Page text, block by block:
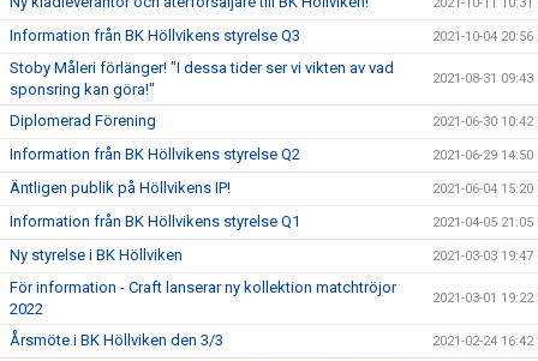
Information från BK Höllvikens styrelse Q3 2021-10-04 20:56
Stoby Måleri förlänger! "I dessa tider ser vi vikten av vad
sponsring kan göra!"
2021-08-31 09:43
Diplomerad Förening 2021-06-30 10:42
Information från BK Höllvikens styrelse Q2 2021-06-29 14:50
Äntligen publik på Höllvikens IP! 2021-06-04 15:20
Information från BK Höllvikens styrelse Q1 2021-04-05 21:05
Ny styrelse i BK Höllviken 2021-03-03 19:47
För information - Craft lanserar ny kollektion matchtröjor
2022
2021-03-01 19:22
Årsmöte i BK Höllviken den 3/3 2021-02-24 16:42